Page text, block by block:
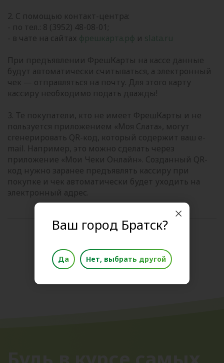
2. С помощью контакт-центра:
- по тел.: 8 (3952) 48-08-01;
- в чате на сайтах фрешкарта.рф и slata.ru
При предъявлении ФрешКарты на кассе данные
будут автоматически считываться, а электронный
чек — отправляться на почту. Для этого карту
кассиру необходимо подать дважды!
3. Те покупатели, кто не имеет ФрешКарты и не
пользуется приложением «Моя Слата», могут
сгенерировать QR-код, который содержит ваш e-
mail. Например, это можно сделать через
приложение «Мои Чеки Онлайн». Созданный QR-
код нужно заранее предъявлять кассиру при
покупке и чек автоматически будет уходить на
электронный адрес.
Поделиться новостью
Ваш город Братск?
Да Нет, выбрать другой